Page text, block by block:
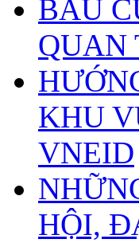
BẦU
QUAN
KHU
VNEID
HỘI,